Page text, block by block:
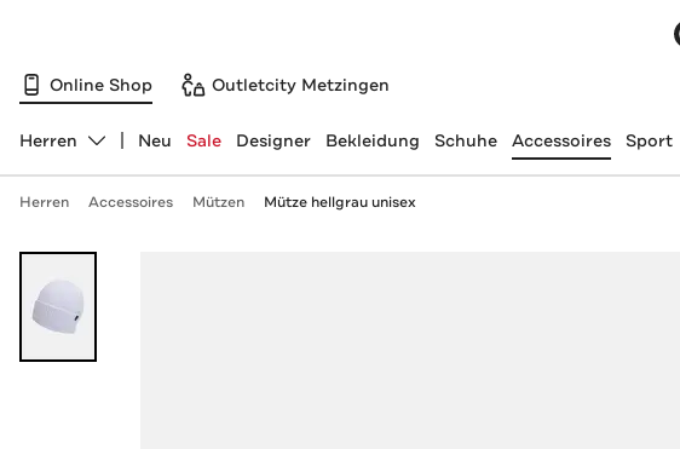
Online Shop Outletcity Metzingen
Abteilung ändern, ausgewählt:
Herren Neu Sale Designer Bekleidung Schuhe Accessoires Sport
Herren Accessoires Mützen Mütze hellgrau unisex